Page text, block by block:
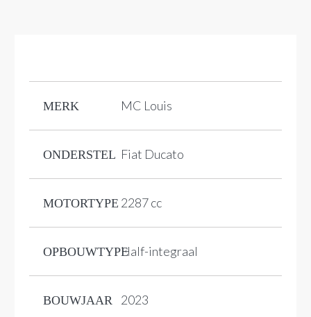
MERK MC Louis
ONDERSTEL Fiat Ducato
MOTORTYPE 2287 cc
OPBOUWTYPEHalf-integraal
BOUWJAAR 2023